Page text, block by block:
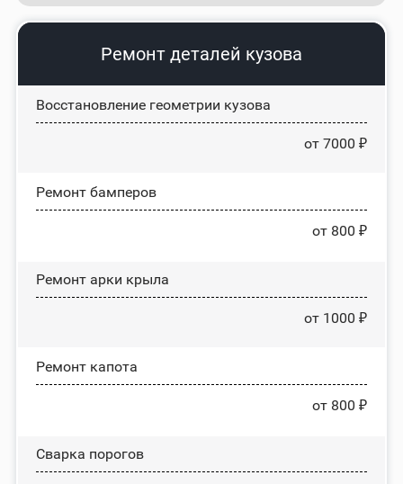
Ремонт деталей кузова
Восстановление геометрии кузова
от 7000 ₽
Ремонт бамперов
от 800 ₽
Ремонт арки крыла
от 1000 ₽
Ремонт капота
от 800 ₽
Сварка порогов